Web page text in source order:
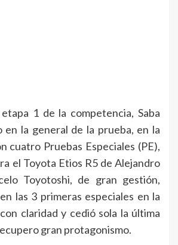
1 de la competencia, Saba
en la general de la prueba, en la
cuatro Pruebas Especiales (PE),
el Toyota Etios R5 de Alejandro
Toyotoshi, de gran gestión,
las 3 primeras especiales en la
claridad y cedió sola la última
gran protagonismo.